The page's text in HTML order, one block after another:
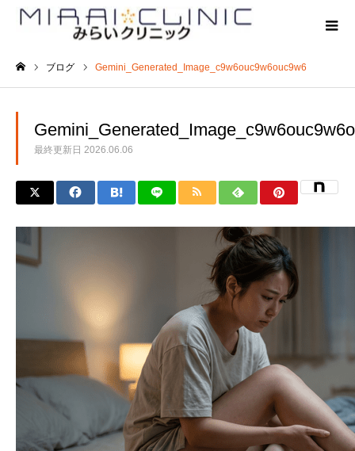
ブログ Gemini_Generated_Image_c9w6ouc9w6ouc9w6
最終更新日 2026.06.06